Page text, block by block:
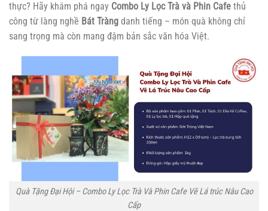
thực? Hãy khám phá ngay Combo Ly Lọc Trà và Phin Cafe thủ
công từ làng nghề Bát Tràng danh tiếng – món quà không chỉ
sang trọng mà còn mang đậm bản sắc văn hóa Việt.
Quà Tặng Đại Hội – Combo Ly Lọc Trà Và Phin Cafe Vẽ Lá trúc Nâu Cao
Cấp